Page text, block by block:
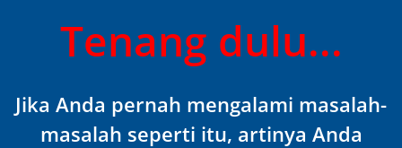
Tenang dulu...
Jika Anda pernah mengalami masalah-
masalah seperti itu, artinya Anda